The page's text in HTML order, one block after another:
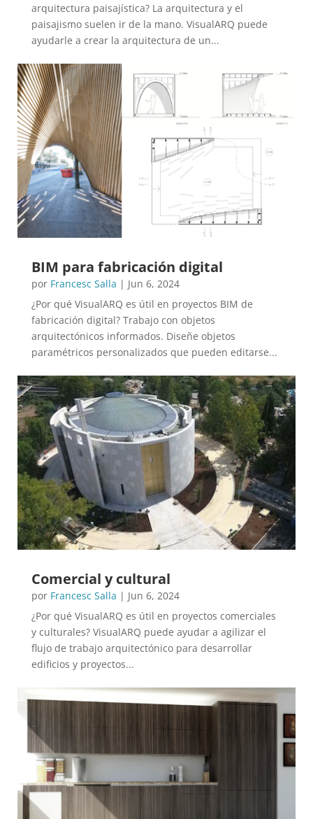
arquitectura paisajística? La arquitectura y el
paisajismo suelen ir de la mano. VisualARQ puede
ayudarle a crear la arquitectura de un...
BIM para fabricación digital
por Francesc Salla | Jun 6, 2024
¿Por qué VisualARQ es útil en proyectos BIM de
fabricación digital? Trabajo con objetos
arquitectónicos informados. Diseñe objetos
paramétricos personalizados que pueden editarse...
Comercial y cultural
por Francesc Salla | Jun 6, 2024
¿Por qué VisualARQ es útil en proyectos comerciales
y culturales? VisualARQ puede ayudar a agilizar el
flujo de trabajo arquitectónico para desarrollar
edificios y proyectos...